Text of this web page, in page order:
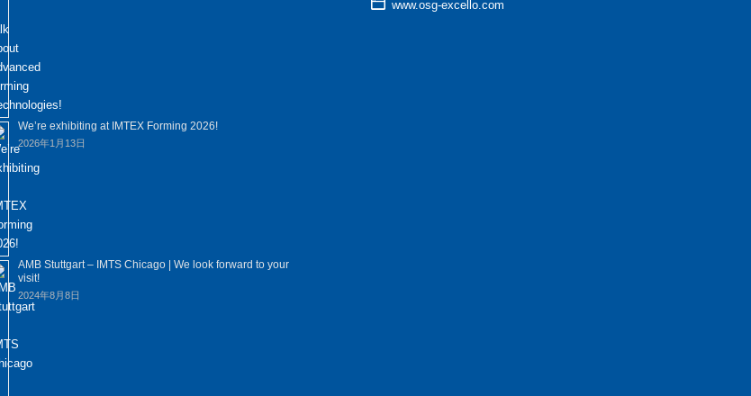
We’re exhibiting at IMTEX Forming 2026!
2026年1月13日
AMB Stuttgart – IMTS Chicago | We look forward to your
visit!
2024年8月8日
www.osg-excello.com